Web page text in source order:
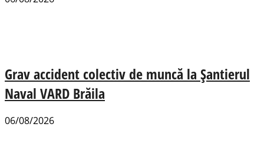
Grav accident colectiv de muncă la Șantierul
Naval VARD Brăila
06/08/2026